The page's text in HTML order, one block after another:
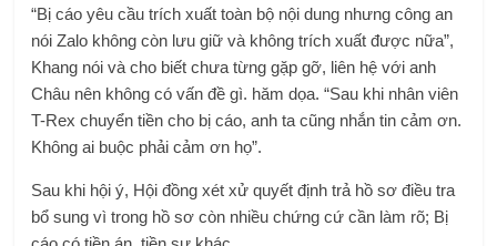
“Bị cáo yêu cầu trích xuất toàn bộ nội dung nhưng công an
nói Zalo không còn lưu giữ và không trích xuất được nữa”,
Khang nói và cho biết chưa từng gặp gỡ, liên hệ với anh
Châu nên không có vấn đề gì. hăm dọa. “Sau khi nhân viên
T-Rex chuyển tiền cho bị cáo, anh ta cũng nhắn tin cảm ơn.
Không ai buộc phải cảm ơn họ”.
Sau khi hội ý, Hội đồng xét xử quyết định trả hồ sơ điều tra
bổ sung vì trong hồ sơ còn nhiều chứng cứ cần làm rõ; Bị